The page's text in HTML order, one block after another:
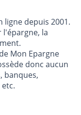
depuis 2001.
l'épargne, la
Mon Epargne
donc aucun